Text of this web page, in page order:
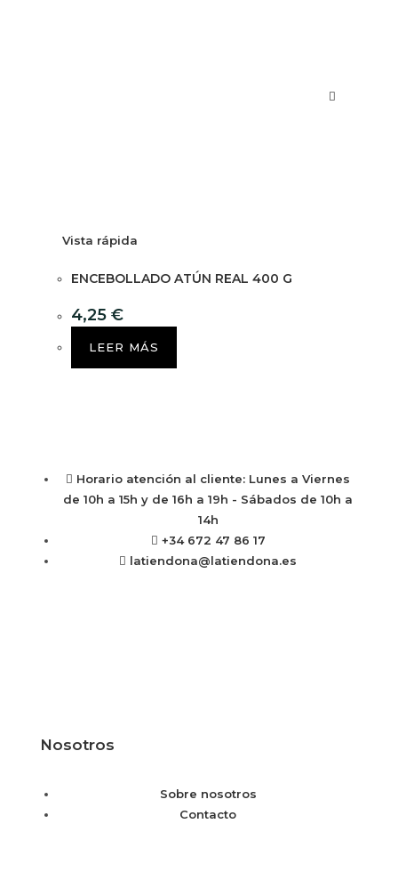
Vista rápida
ENCEBOLLADO ATÚN REAL 400 G
4,25 €
LEER MÁS
Horario atención al cliente: Lunes a Viernes
de 10h a 15h y de 16h a 19h - Sábados de 10h a
14h
+34 672 47 86 17
latiendona@latiendona.es
Nosotros
Sobre nosotros
Contacto